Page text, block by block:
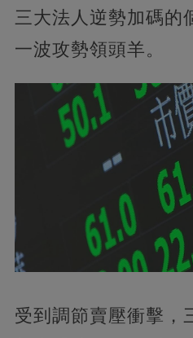
三大法人逆勢加碼的
一波攻勢領頭羊。
受到調節賣壓衝擊，